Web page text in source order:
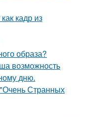
кадр из
образа?
возможность
дню.
Странных